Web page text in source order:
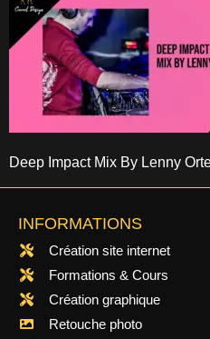
Deep Impact Mix By Lenny
INFORMATIONS
Création site internet
Formations & Cours
Création graphique
Retouche photo